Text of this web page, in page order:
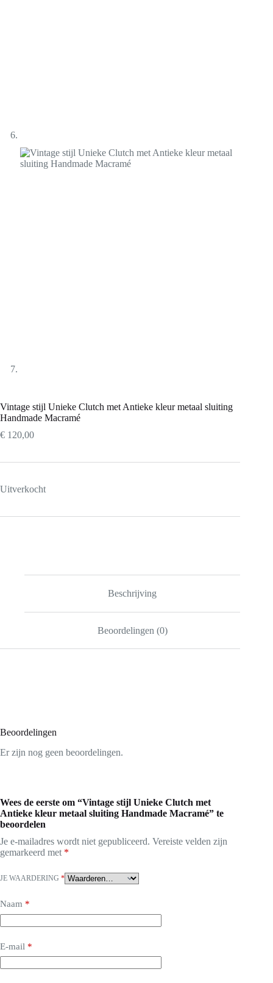
Vintage stijl Unieke Clutch met Antieke kleur metaal sluiting
Handmade Macramé
€ 120,00
Uitverkocht
Beschrijving
Beoordelingen (0)
Beoordelingen
Er zijn nog geen beoordelingen.
Wees de eerste om “Vintage stijl Unieke Clutch met
Antieke kleur metaal sluiting Handmade Macramé” te
beoordelen
Je e-mailadres wordt niet gepubliceerd. Vereiste velden zijn
gemarkeerd met *
JE WAARDERING *
Naam *
E-mail *